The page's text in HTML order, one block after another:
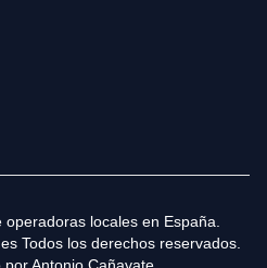
locales en España.
Todos los derechos reservados.